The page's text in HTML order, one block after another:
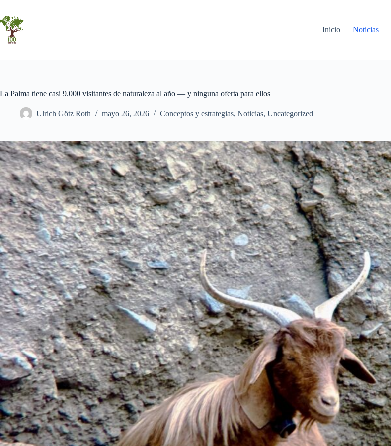
contenido
Inicio
Noticias
La Palma tiene casi 9.000 visitantes de naturaleza al año — y ninguna oferta para ellos
Ulrich Götz Roth mayo 26, 2026 Conceptos y estrategias, Noticias, Uncategorized